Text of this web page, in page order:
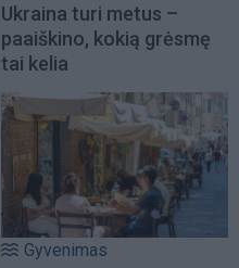
Ukraina turi metus –
paaiškino, kokią grėsmę
tai kelia
Gyvenimas